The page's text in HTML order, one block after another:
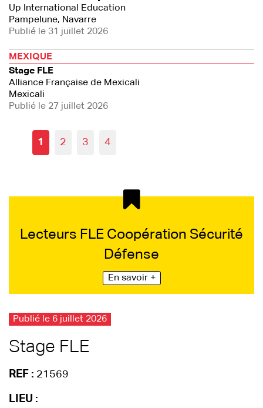
Up International Education
Pampelune, Navarre
Publié le 31 juillet 2026
MEXIQUE
Stage FLE
Alliance Française de Mexicali
Mexicali
Publié le 27 juillet 2026
1 2 3 4
Lecteurs FLE Coopération Sécurité
Défense
En savoir +
Publié le 6 juillet 2026
Stage FLE
REF : 21569
LIEU :